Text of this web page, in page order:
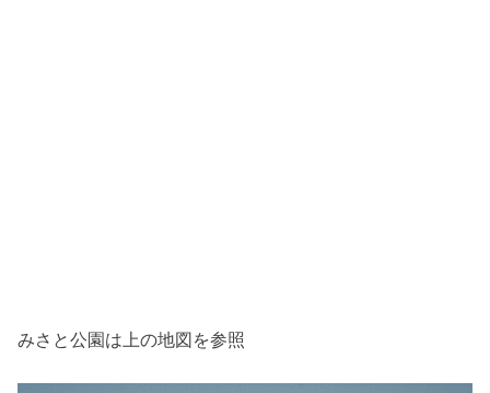
みさと公園は上の地図を参照